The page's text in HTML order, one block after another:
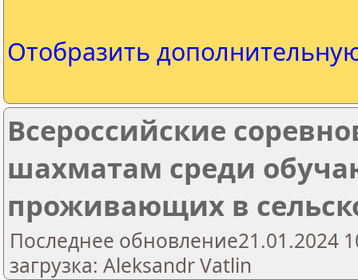
Отобразить
Всероссийские
шахматам среди
проживающих в
Последнее обновление21.01.2024
загрузка: Aleksandr Vatlin